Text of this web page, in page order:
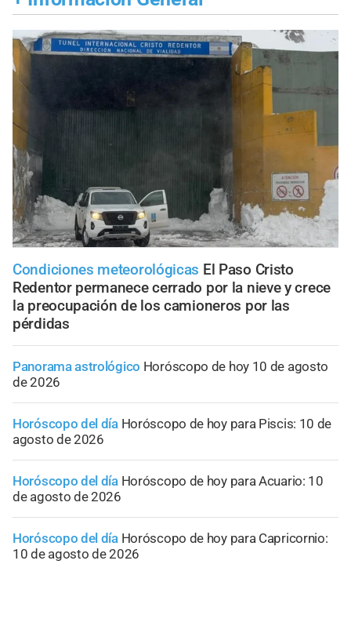
Condiciones meteorológicas El Paso Cristo
Redentor permanece cerrado por la nieve y crece
la preocupación de los camioneros por las
pérdidas
Panorama astrológico Horóscopo de hoy 10 de agosto
de 2026
Horóscopo del día Horóscopo de hoy para Piscis: 10 de
agosto de 2026
Horóscopo del día Horóscopo de hoy para Acuario: 10
de agosto de 2026
Horóscopo del día Horóscopo de hoy para Capricornio:
10 de agosto de 2026